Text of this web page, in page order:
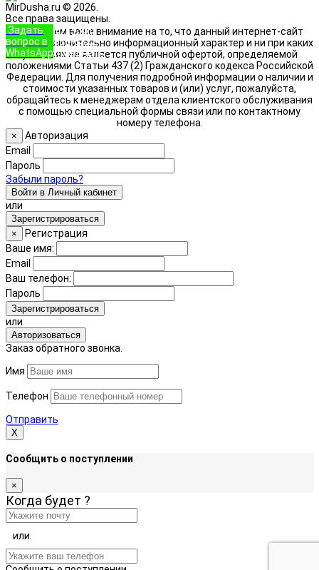
MirDusha.ru © 2026.
Все права защищены.
Обращаем ваше внимание на то, что данный интернет-сайт
носит исключительно информационный характер и ни при каких
условиях не является публичной офертой, определяемой
положениями Статьи 437 (2) Гражданского кодекса Российской
Федерации. Для получения подробной информации о наличии и
стоимости указанных товаров и (или) услуг, пожалуйста,
обращайтесь к менеджерам отдела клиентского обслуживания
с помощью специальной формы связи или по контактному
номеру телефона.
Задать
вопрос в
WhatsApp
+7 (933)
888-8322
Позвонить
×
Авторизация
Email
Пароль
Забыли пароль?
Войти в Личный кабинет
или
Зарегистрироваться
×
Регистрация
Ваше имя:
Email
Ваш телефон:
Пароль
Зарегистрироваться
или
Авторизоваться
Заказ обратного звонка.
Имя
Телефон
Отправить
Х
Сообщить о поступлении
×
Когда будет ?
или